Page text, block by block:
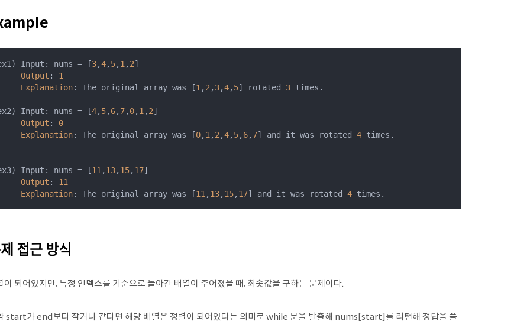
Input: nums = [3,4, 5, 1 , 2]
Output : 1
Explanation: The original array was [1 , 2 , 3,4, 5] rotated 3 times.
Input: nums = [4, 5, 6, 7, 0, 1 , 2]
Output : 0
Explanation: The original array was [0, 1 , 2 ,4, 5, 6, 7] and it was rotated 4 times.
Input: nums = [11 , 13, 15, 17]
Output : 11
Explanation: The original array was [11 , 13, 15, 17] and it was rotated 4 times.
접근 방식
이 되어있지만, 특정 인덱스를 기준으로 돌아간 배열이 주어졌을 때, 최솟값을 구하는 문제이다.
start가 end보다 작거나 같다면 해당 배열은 정렬이 되어있다는 의미로 while 문을 탈출해 nums[start]를 리턴해 정답을 풀